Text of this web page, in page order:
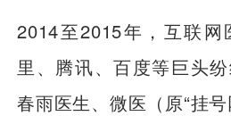
2014至2015年，互联
里、腾讯、百度等巨头纷
春雨医生、微医（原“挂